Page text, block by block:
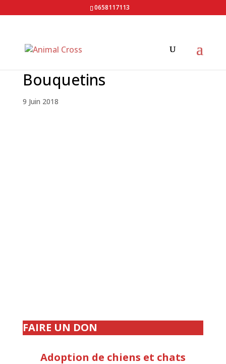
0658117113
Bouquetins
9 Juin 2018
FAIRE UN DON
Adoption de chiens et chats